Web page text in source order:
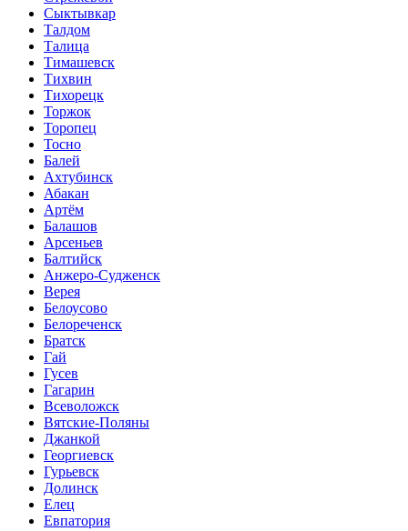
Сыктывкар
Талдом
Талица
Тимашевск
Тихвин
Тихорецк
Торжок
Торопец
Тосно
Балей
Ахтубинск
Абакан
Артём
Балашов
Арсеньев
Балтийск
Анжеро-Судженск
Верея
Белоусово
Белореченск
Братск
Гай
Гусев
Гагарин
Всеволожск
Вятские-Поляны
Джанкой
Георгиевск
Гурьевск
Долинск
Елец
Евпатория